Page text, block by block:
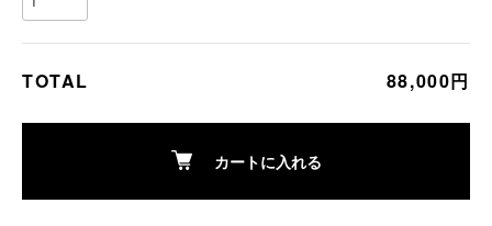
TOTAL 88,000円
カートに入れる